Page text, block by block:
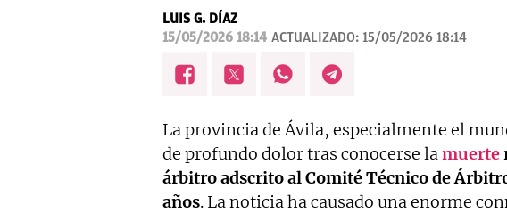
LUIS G. DÍAZ
15/05/2026 18:14 ACTUALIZADO: 15/05/2026 18:14
La provincia de Ávila, especialmente el
de profundo dolor tras conocerse lamuerte
árbitro adscrito al Comité Técnico de
años. La noticia ha causado una enorme